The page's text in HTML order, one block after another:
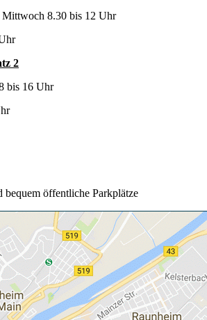
8.30 bis 12 Uhr
2
bis 16 Uhr
bequem öffentliche Parkplätze